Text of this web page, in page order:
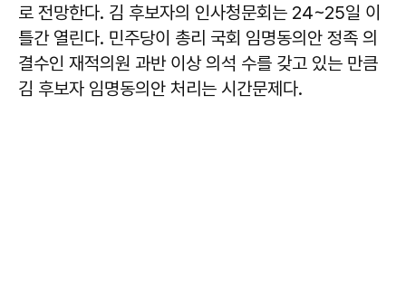
로 전망한다. 김 후보자의 인사청문회는 24~25일 이
틀간 열린다. 민주당이 총리 국회 임명동의안 정족 의
결수인 재적의원 과반 이상 의석 수를 갖고 있는 만큼
김 후보자 임명동의안 처리는 시간문제다.